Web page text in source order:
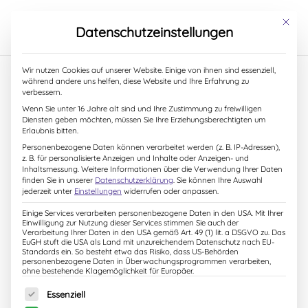
29. Oktober 2018|Aktuelles
Geschichten vom kleinen Fuchs mit anschließender
Signierstunde. Samstag, 13.10.2018, 10:00 Uhr,
Klagenfurt Europahaus Gemeinsam mit dem kleinen
Fuchs und seinen spannenden Abenteuern gehen wir
auf Entdeckungsreise! Eintritt frei!
Jubiläumslesung und Buchvorstellung
29. Oktober 2018|Aktuelles
Mit
Datenschutzeinstellungen
Wir nutzen Cookies auf unserer Website. Einige von ihnen sind essenziell,
während andere uns helfen, diese Website und Ihre Erfahrung zu
verbessern.
Wenn Sie unter 16 Jahre alt sind und Ihre Zustimmung zu freiwilligen
Diensten geben möchten, müssen Sie Ihre Erziehungsberechtigten um
Erlaubnis bitten.
Personenbezogene Daten können verarbeitet werden (z. B. IP-Adressen),
z. B. für personalisierte Anzeigen und Inhalte oder Anzeigen- und
Inhaltsmessung. Weitere Informationen über die Verwendung Ihrer Daten
finden Sie in unserer Datenschutzerklärung. Sie können Ihre Auswahl
jederzeit unter Einstellungen widerrufen oder anpassen.
Einige Services verarbeiten personenbezogene Daten in den USA. Mit Ihrer
Einwilligung zur Nutzung dieser Services stimmen Sie auch der
Verarbeitung Ihrer Daten in den USA gemäß Art. 49 (1) lit. a DSGVO zu. Das
EuGH stuft die USA als Land mit unzureichendem Datenschutz nach EU-
Standards ein. So besteht etwa das Risiko, dass US-Behörden
personenbezogene Daten in Überwachungsprogrammen verarbeiten,
ohne bestehende Klagemöglichkeit für Europäer.
Es folgt eine Liste der Service-Gruppen, für die eine
Essenziell